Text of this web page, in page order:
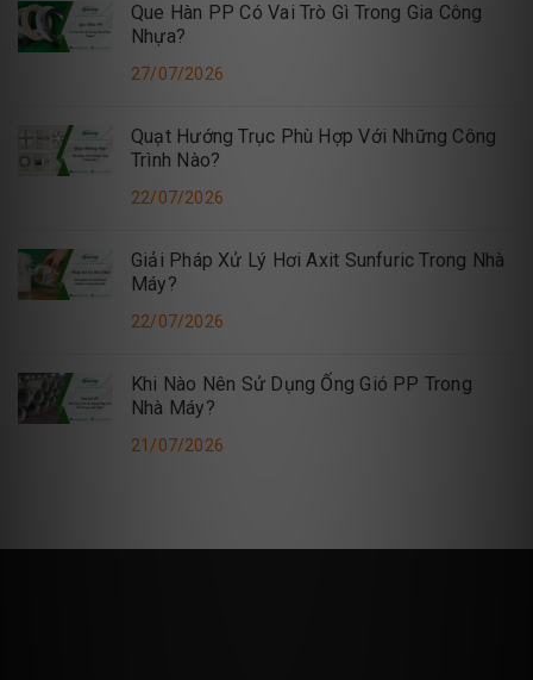
Que Hàn PP Có Vai Trò Gì Trong Gia Công
Nhựa?
27/07/2026
Quạt Hướng Trục Phù Hợp Với Những Công
Trình Nào?
22/07/2026
Giải Pháp Xử Lý Hơi Axit Sunfuric Trong Nhà
Máy?
22/07/2026
Khi Nào Nên Sử Dụng Ống Gió PP Trong
Nhà Máy?
21/07/2026